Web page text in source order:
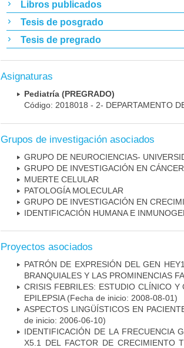
Libros publicados
Tesis de posgrado
Tesis de pregrado
Asignaturas
Pediatría (PREGRADO)
Código: 2018018 - 2- DEPARTAMENTO
Grupos de investigación asociados
GRUPO DE NEUROCIENCIAS-
GRUPO DE INVESTIGACIÓN EN
MUERTE CELULAR
PATOLOGÍA MOLECULAR
GRUPO DE INVESTIGACIÓN EN
IDENTIFICACIÓN HUMANA E
Proyectos asociados
PATRÓN DE EXPRESIÓN DEL GEN
BRANQUIALES Y LAS PROMINENCIAS
CRISIS FEBRILES: ESTUDIO CLÍNICO
EPILEPSIA(Fecha de inicio: 2008-08-01)
ASPECTOS LINGÜÍSTICOS EN
de inicio: 2006-06-10)
IDENTIFICACIÓN DE LA FRECUENCIA
X5.1 DEL FACTOR DE CRECIMIENTO